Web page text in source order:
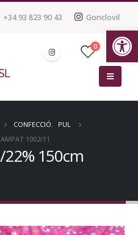
+34 93 823 90 43 Gonclovil
0
CONFECCIÓ,
PUL
1002/11
22% 150cm